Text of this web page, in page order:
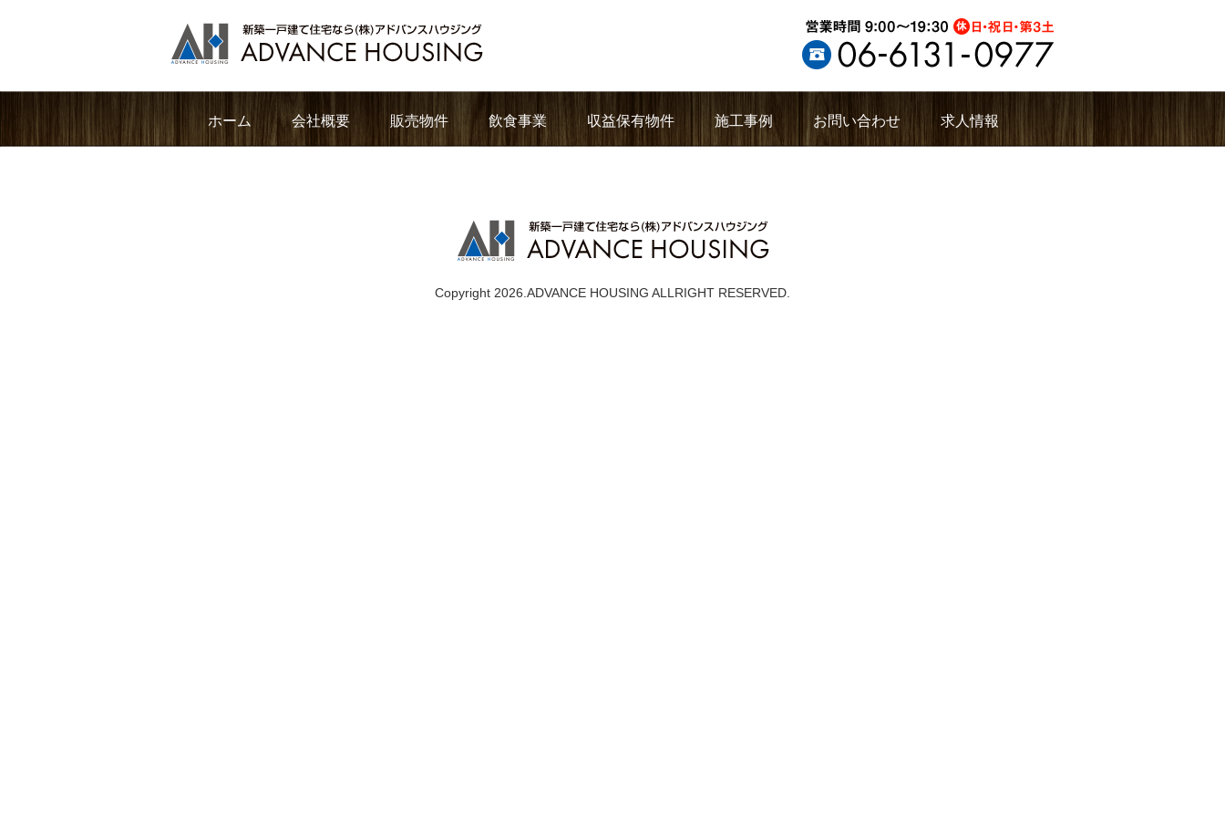
ホーム 会社概要 販売物件 飲食事業 収益保有物件 施工事例 お問い合わせ 求人情報
Copyright 2026.ADVANCE HOUSING ALLRIGHT RESERVED.